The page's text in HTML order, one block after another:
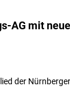
AG mit
der